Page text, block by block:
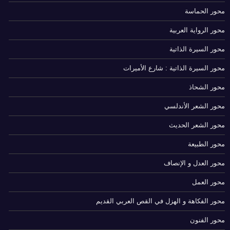
محور الحماسة
محور الرواية العربية
محور السيرة الذاتية
محور السيرة الذاتية : شارع الأميرات
محور الشحاذ
محور الشعر الأندلسي
محور الشعر الحديث
محور الطبيعة
محور العدل و الإنصاف
محور العمل
محور الفكاهة و الهزل في القص العربي القديم
محور الفنون